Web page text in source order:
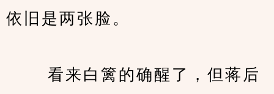
依旧是两张脸。
看来白篱的确醒了，但蒋后